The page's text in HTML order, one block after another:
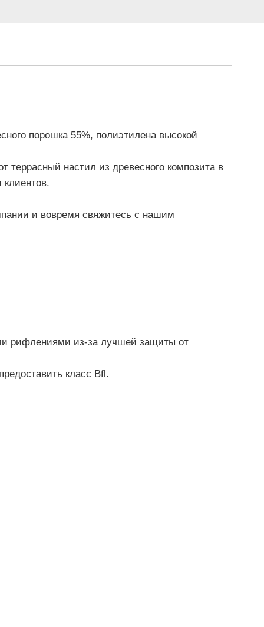
порошка 55%, полиэтилена высокой
террасный настил из древесного композита в
клиентов.
и вовремя свяжитесь с нашим
рифлениями из-за лучшей защиты от
класс Bfl.